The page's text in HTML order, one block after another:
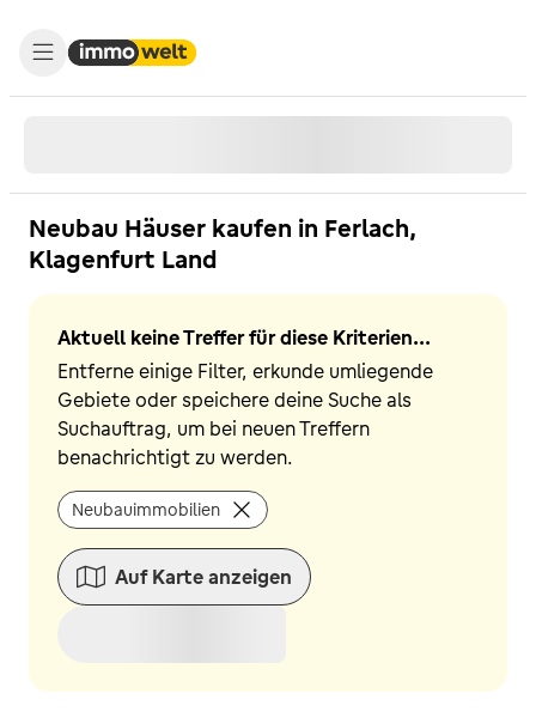
Neubau Häuser kaufen in Ferlach,
Klagenfurt Land
Aktuell keine Treffer für diese Kriterien...
Entferne einige Filter, erkunde umliegende
Gebiete oder speichere deine Suche als
Suchauftrag, um bei neuen Treffern
benachrichtigt zu werden.
Neubauimmobilien
Auf Karte anzeigen